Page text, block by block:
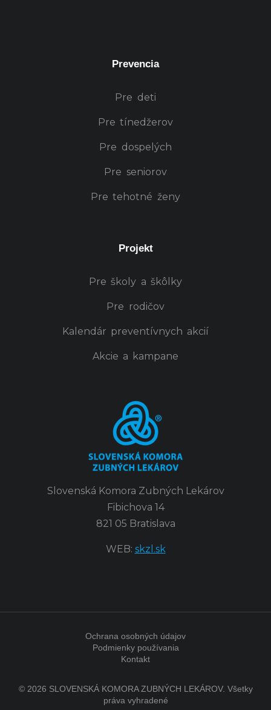
Prevencia
Pre deti
Pre tínedžerov
Pre dospelých
Pre seniorov
Pre tehotné ženy
Projekt
Pre školy a škôlky
Pre rodičov
Kalendár preventívnych akcií
Akcie a kampane
Slovenská Komora Zubných Lekárov
Fibichova 14
821 05 Bratislava
WEB: skzl.sk
© 2026 SLOVENSKÁ KOMORA ZUBNÝCH LEKÁROV. Všetky
práva vyhradené
Ochrana osobných údajov
Podmienky používania
Kontakt